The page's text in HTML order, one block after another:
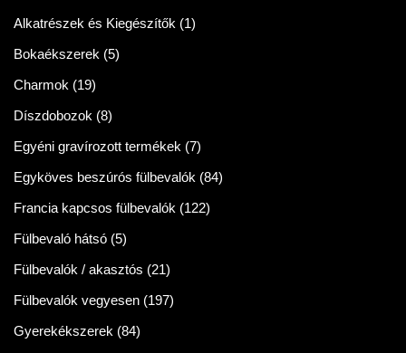
Alkatrészek és Kiegészítők (1)
Bokaékszerek (5)
Charmok (19)
Díszdobozok (8)
Egyéni gravírozott termékek (7)
Egyköves beszúrós fülbevalók (84)
Francia kapcsos fülbevalók (122)
Fülbevaló hátsó (5)
Fülbevalók / akasztós (21)
Fülbevalók vegyesen (197)
Gyerekékszerek (84)